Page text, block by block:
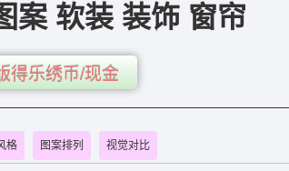
案 软装 装饰 窗帘
得乐绣币/现金
格 图案排列 视觉对比